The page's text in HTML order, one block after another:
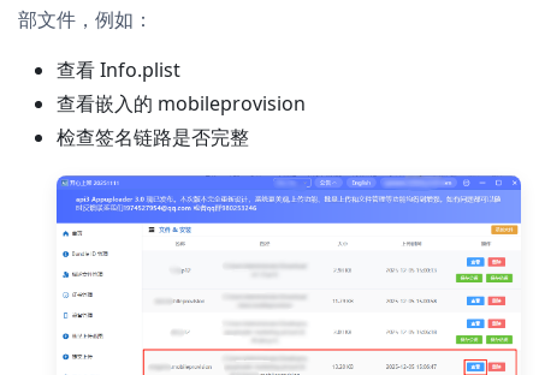
部文件，例如：
查看 Info.plist
查看嵌入的 mobileprovision
检查签名链路是否完整